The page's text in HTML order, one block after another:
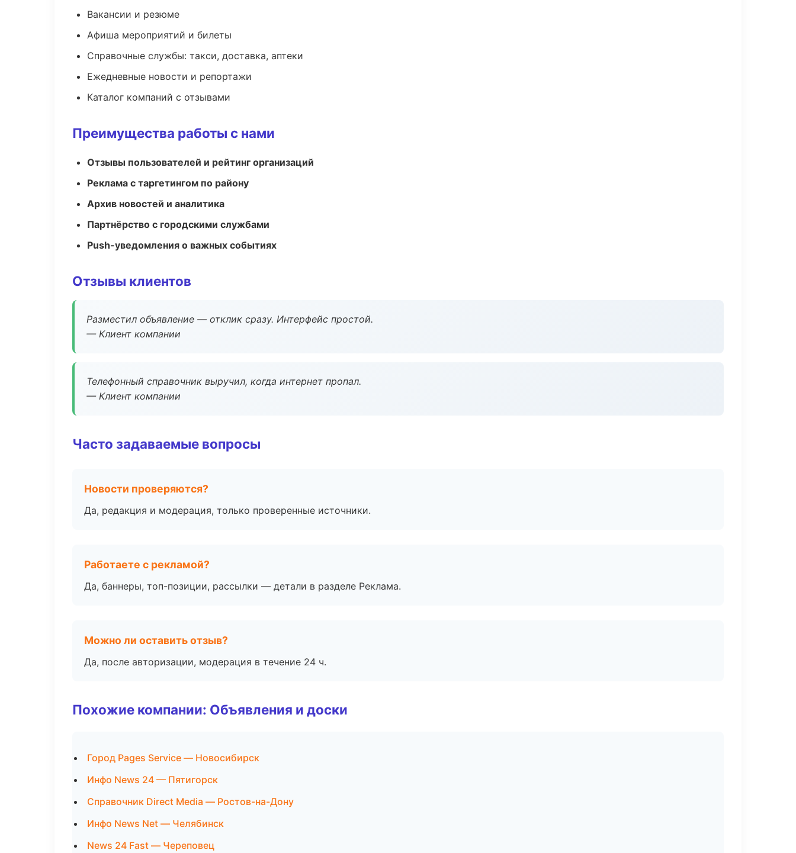
Вакансии и резюме
Афиша мероприятий и билеты
Справочные службы: такси, доставка, аптеки
Ежедневные новости и репортажи
Каталог компаний с отзывами
Преимущества работы с нами
Отзывы пользователей и рейтинг организаций
Реклама с таргетингом по району
Архив новостей и аналитика
Партнёрство с городскими службами
Push-уведомления о важных событиях
Отзывы клиентов
Разместил объявление — отклик сразу. Интерфейс простой.
— Клиент компании
Телефонный справочник выручил, когда интернет пропал.
— Клиент компании
Часто задаваемые вопросы
Новости проверяются?
Да, редакция и модерация, только проверенные источники.
Работаете с рекламой?
Да, баннеры, топ-позиции, рассылки — детали в разделе Реклама.
Можно ли оставить отзыв?
Да, после авторизации, модерация в течение 24 ч.
Похожие компании: Объявления и доски
Город Pages Service — Новосибирск
Инфо News 24 — Пятигорск
Справочник Direct Media — Ростов-на-Дону
Инфо News Net — Челябинск
News 24 Fast — Череповец